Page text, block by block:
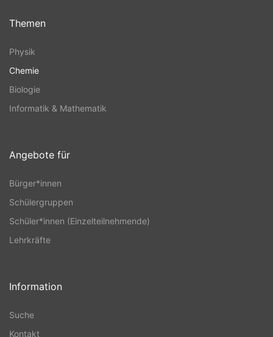
Themen
Physik
Chemie
Biologie
Informatik & Mathematik
Angebote für
Bürger*innen
Schülergruppen
Schüler*innen (Einzelteilnehmende)
Lehrkräfte
Information
Suche
Kontakt